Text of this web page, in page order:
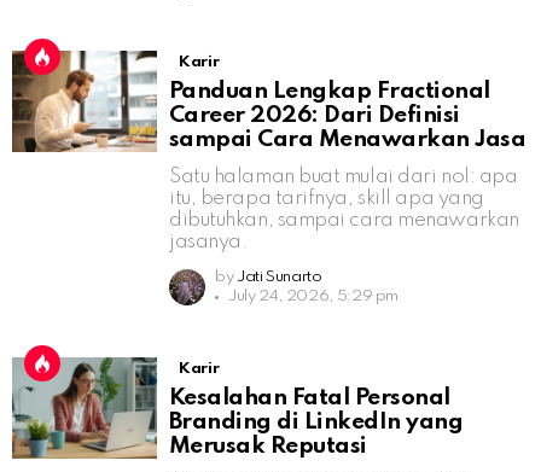
Karir
Panduan Lengkap Fractional
Career 2026: Dari Definisi
sampai Cara Menawarkan Jasa
Satu halaman buat mulai dari nol: apa
itu, berapa tarifnya, skill apa yang
dibutuhkan, sampai cara menawarkan
jasanya.
by Jati Sunarto
July 24, 2026, 5:29 pm
Karir
Kesalahan Fatal Personal
Branding di LinkedIn yang
Merusak Reputasi